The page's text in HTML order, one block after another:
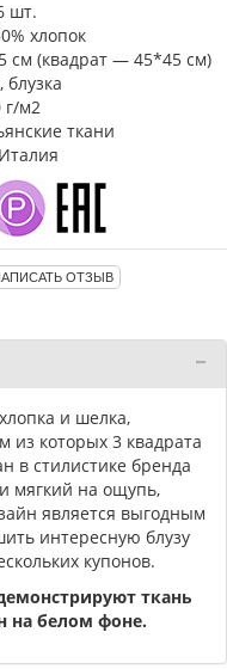
шт.
хлопок
см (квадрат — 45*45 см)
блузка
г/м2
ткани
Италия
ОТЗЫВ
и шелка,
из которых 3 квадрата
в стилистике бренда
мягкий на ощупь,
является выгодным
интересную блузу
купонов.
ткань
на белом фоне.